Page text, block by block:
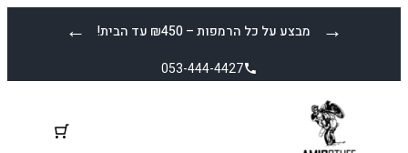
← מבצע על כל הרמפות – ₪450 עד הבית! →
053-444-4427